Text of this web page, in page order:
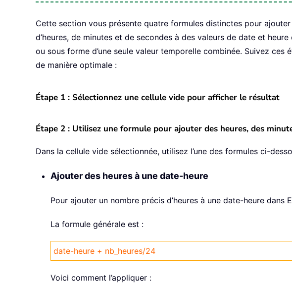
Cette section vous présente quatre formules distinctes pour
d’heures, de minutes et de secondes à des valeurs de date et
ou sous forme d’une seule valeur temporelle combinée. Suivez
de manière optimale :
Étape 1 : Sélectionnez une cellule vide pour afficher le résultat
Étape 2 : Utilisez une formule pour ajouter des heures, des
Dans la cellule vide sélectionnée, utilisez l’une des formules ci-
Ajouter des heures à une date-heure
Pour ajouter un nombre précis d’heures à une date-heure dans
La formule générale est :
date-heure + nb_heures/24
Voici comment l’appliquer :